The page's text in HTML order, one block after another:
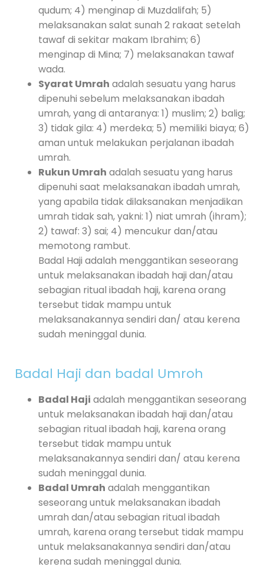
qudum; 4) menginap di Muzdalifah; 5)
melaksanakan salat sunah 2 rakaat setelah
tawaf di sekitar makam Ibrahim; 6)
menginap di Mina; 7) melaksanakan tawaf
wada.
Syarat Umrah adalah sesuatu yang harus
dipenuhi sebelum melaksanakan ibadah
umrah, yang di antaranya: 1) muslim; 2) balig;
3) tidak gila: 4) merdeka; 5) memiliki biaya; 6)
aman untuk melakukan perjalanan ibadah
umrah.
Rukun Umrah adalah sesuatu yang harus
dipenuhi saat melaksanakan ibadah umrah,
yang apabila tidak dilaksanakan menjadikan
umrah tidak sah, yakni: 1) niat umrah (ihram);
2) tawaf: 3) sai; 4) mencukur dan/atau
memotong rambut.
Badal Haji adalah menggantikan seseorang
untuk melaksanakan ibadah haji dan/atau
sebagian ritual ibadah haji, karena orang
tersebut tidak mampu untuk
melaksanakannya sendiri dan/ atau kerena
sudah meninggal dunia.
Badal Haji dan badal Umroh
Badal Haji adalah menggantikan seseorang
untuk melaksanakan ibadah haji dan/atau
sebagian ritual ibadah haji, karena orang
tersebut tidak mampu untuk
melaksanakannya sendiri dan/ atau kerena
sudah meninggal dunia.
Badal Umrah adalah menggantikan
seseorang untuk melaksanakan ibadah
umrah dan/atau sebagian ritual ibadah
umrah, karena orang tersebut tidak mampu
untuk melaksanakannya sendiri dan/atau
kerena sudah meninggal dunia.